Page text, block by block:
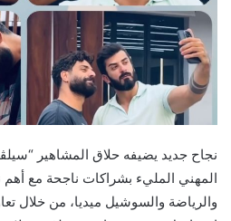
نجاح جديد يضيفه حلاق المشاهير
المهني المليء بشراكات ناجحة مع أهم
والرياضة والسوشيل ميديا، من خلال